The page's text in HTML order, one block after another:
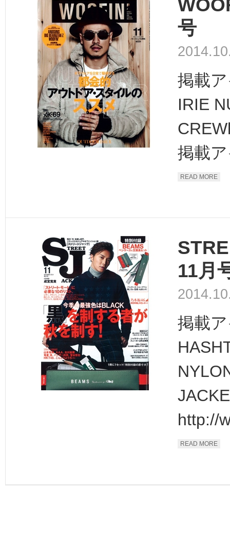
号
掲載
IRIE
掲載
READ MORE
11月
掲載
http://
READ MORE